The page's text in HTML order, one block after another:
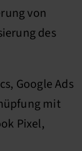
von
des
Google Ads
mit
Pixel,